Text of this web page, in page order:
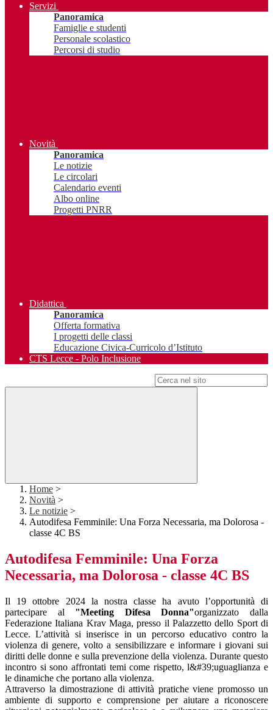
Servizi
Panoramica
Famiglie e studenti
Personale scolastico
Percorsi di studio
Novità
Panoramica
Le notizie
Le circolari
Calendario eventi
Albo online
Progetti PNRR
Didattica
Panoramica
Offerta formativa
I progetti delle classi
Educazione Civica-Curricolo d’Istituto
CTS Lecce - Polo Inclusione
Home >
Novità >
Le notizie >
Autodifesa Femminile: Una Forza Necessaria, ma Dolorosa -
classe 4C BS
Autodifesa Femminile: Una Forza
Necessaria, ma Dolorosa - classe 4C BS
Il 19 ottobre 2024 la nostra classe ha avuto l’opportunità di
partecipare al "Meeting Difesa Donna"organizzato dalla
Federazione Italiana Krav Maga, presso il Palazzetto dello Sport di
Lecce. L’attività si inserisce in un percorso educativo contro la
violenza di genere, volto a sensibilizzare e informare i giovani sui
diritti delle donne e sulla prevenzione della violenza. Durante questo
incontro si sono affrontati temi come rispetto, l&#39;uguaglianza e
le dinamiche che portano alla violenza.
Attraverso la dimostrazione di attività pratiche viene promosso un
ambiente di supporto e comprensione per aiutare a riconoscere